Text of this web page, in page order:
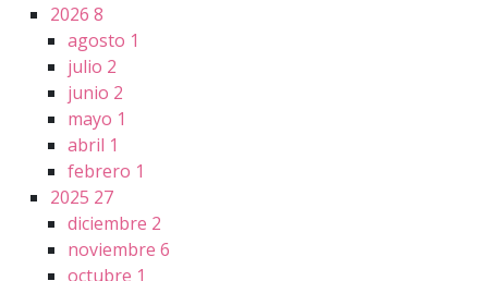
2026 8
agosto 1
julio 2
junio 2
mayo 1
abril 1
febrero 1
2025 27
diciembre 2
noviembre 6
octubre 1